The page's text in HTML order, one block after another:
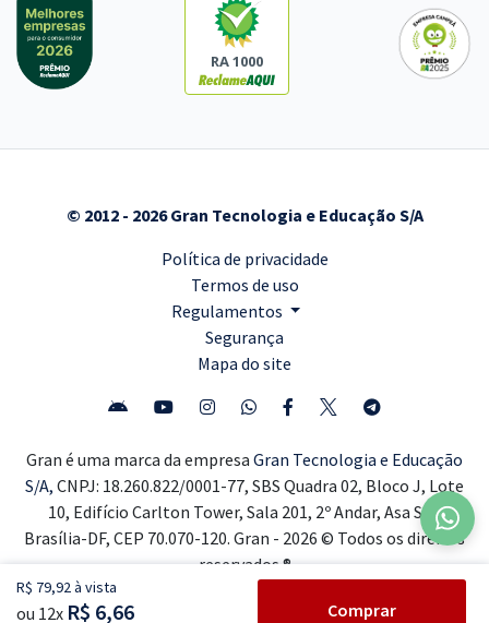
R$ 79,92 à vista
ou 12x R$ 6,66 Comprar
RA 1000
© 2012 - 2026 Gran Tecnologia e Educação S/A
Política de privacidade
Termos de uso
Regulamentos
Segurança
Mapa do site
Gran é uma marca da empresa Gran Tecnologia e Educação
S/A, CNPJ: 18.260.822/0001-77, SBS Quadra 02, Bloco J, Lote
10, Edifício Carlton Tower, Sala 201, 2º Andar, Asa Sul,
Brasília-DF, CEP 70.070-120. Gran - 2026 © Todos os direitos
reservados ®